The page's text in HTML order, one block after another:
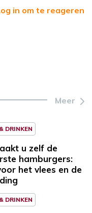
in om te reageren
Meer
DRINKEN
u zelf de
hamburgers:
het vlees en de
DRINKEN